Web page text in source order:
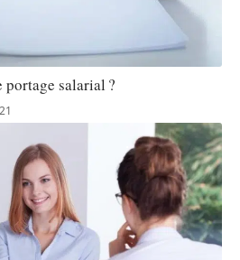
salarial ?